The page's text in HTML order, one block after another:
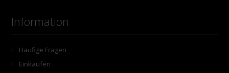
Information
Häufige Fragen
Einkaufen